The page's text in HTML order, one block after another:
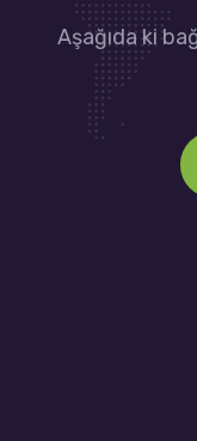
Aşağıda ki